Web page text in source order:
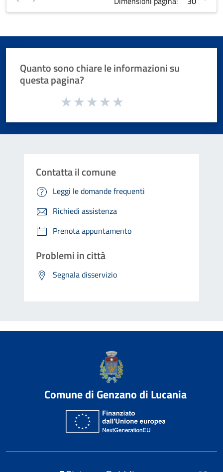
Quanto sono chiare le informazioni su
questa pagina?
Valuta da 1 a 5 stelle la pagina
Contatta il comune
Leggi le domande frequenti
Richiedi assistenza
Prenota appuntamento
Problemi in città
Segnala disservizio
Comune di Genzano di Lucania